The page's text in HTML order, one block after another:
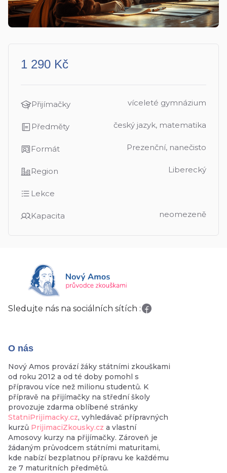
1 290 Kč
Přijímačky víceleté gymnázium
Předměty český jazyk, matematika
Formát Prezenční, nanečisto
Region Liberecký
Lekce
Kapacita neomezeně
Sledujte nás na sociálních sítích :
O nás
Nový Amos provází žáky státními zkouškami
od roku 2012 a od té doby pomohl s
přípravou více než milionu studentů. K
přípravě na přijímačky na střední školy
provozuje zdarma oblíbené stránky
StatniPrijimacky.cz, vyhledávač přípravných
kurzů PrijimaciZkousky.cz a vlastní
Amosovy kurzy na přijímačky. Zároveň je
žádaným průvodcem státními maturitami,
kde nabízí bezplatnou přípravu ke každému
ze 7 maturitních předmětů.